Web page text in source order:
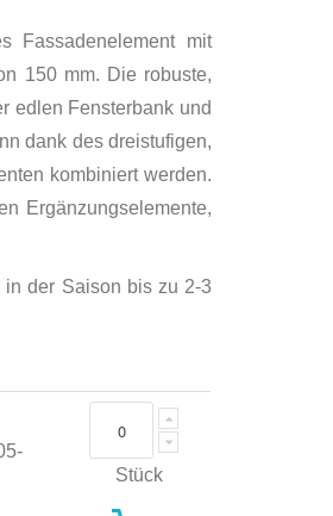
Fassadenelement mit
150 mm. Die robuste,
edlen Fensterbank und
dank des dreistufigen,
kombiniert werden.
Ergänzungselemente,
in der Saison bis zu 2-3
Stück